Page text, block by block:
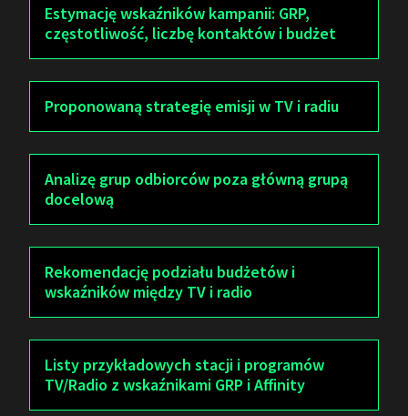
Estymację wskaźników kampanii: GRP,
częstotliwość, liczbę kontaktów i budżet
Proponowaną strategię emisji w TV i radiu
Analizę grup odbiorców poza główną grupą
docelową
Rekomendację podziału budżetów i
wskaźników między TV i radio
Listy przykładowych stacji i programów
TV/Radio z wskaźnikami GRP i Affinity